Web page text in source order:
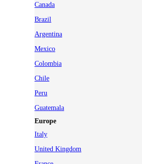
Canada
Brazil
Argentina
Mexico
Colombia
Chile
Peru
Guatemala
Europe
Italy
United Kingdom